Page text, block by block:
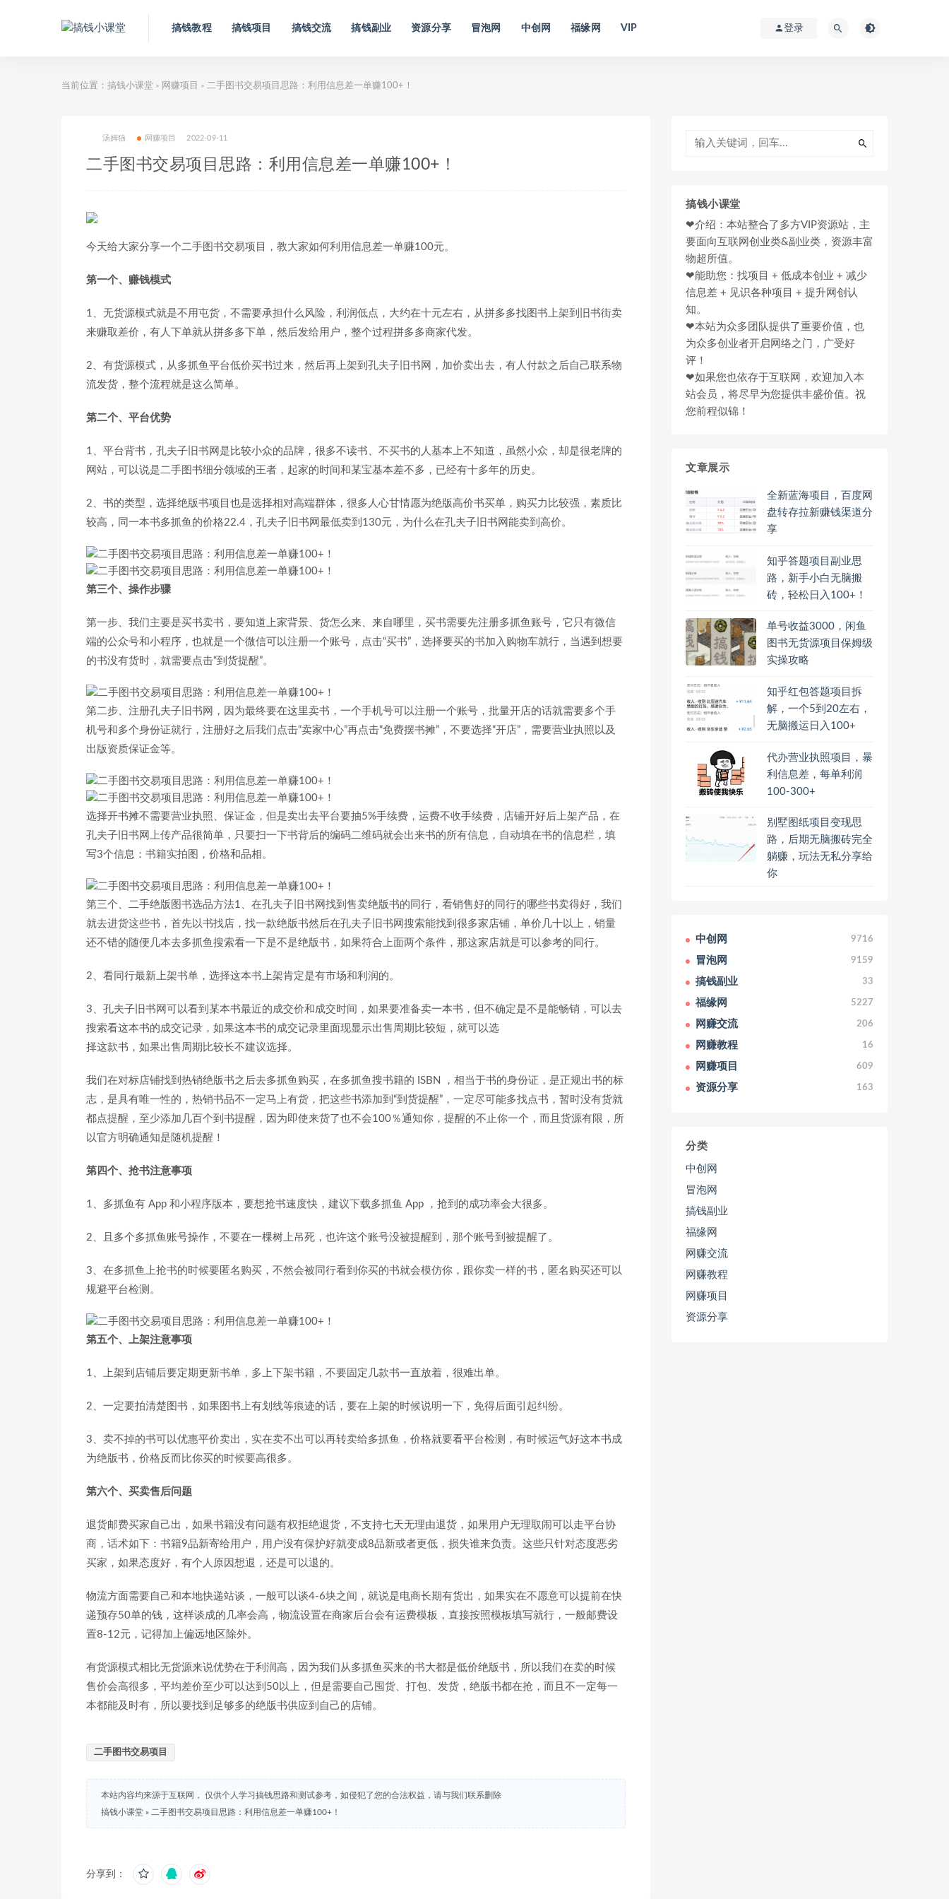
搞钱教程 搞钱项目 搞钱交流 搞钱副业 资源分享 冒泡网 中创网 福缘网 VIP 登录
当前位置： 搞钱小课堂 > 网赚项目 > 二手图书交易项目思路：利用信息差一单赚100+！
汤姆猫 网赚项目 2022-09-11
二手图书交易项目思路：利用信息差一单赚100+！
今天给大家分享一个二手图书交易项目，教大家如何利用信息差一单赚100元。
第一个、赚钱模式
1、无货源模式就是不用屯货，不需要承担什么风险，利润低点，大约在十元左右，从拼多多找图书上架到旧书街卖
来赚取差价，有人下单就从拼多多下单，然后发给用户，整个过程拼多多商家代发。
2、有货源模式，从多抓鱼平台低价买书过来，然后再上架到孔夫子旧书网，加价卖出去，有人付款之后自己联系物
流发货，整个流程就是这么简单。
第二个、平台优势
1、平台背书，孔夫子旧书网是比较小众的品牌，很多不读书、不买书的人基本上不知道，虽然小众，却是很老牌的
网站，可以说是二手图书细分领域的王者，起家的时间和某宝基本差不多，已经有十多年的历史。
2、书的类型，选择绝版书项目也是选择相对高端群体，很多人心甘情愿为绝版高价书买单，购买力比较强，素质比
较高，同一本书多抓鱼的价格22.4，孔夫子旧书网最低卖到130元，为什么在孔夫子旧书网能卖到高价。
第三个、操作步骤
第一步、我们主要是买书卖书，要知道上家背景、货怎么来、来自哪里，买书需要先注册多抓鱼账号，它只有微信
端的公众号和小程序，也就是一个微信可以注册一个账号，点击“买书”，选择要买的书加入购物车就行，当遇到想要
的书没有货时，就需要点击“到货提醒”。
第二步、注册孔夫子旧书网，因为最终要在这里卖书，一个手机号可以注册一个账号，批量开店的话就需要多个手
机号和多个身份证就行，注册好之后我们点击“卖家中心”再点击“免费摆书摊”，不要选择“开店”，需要营业执照以及
出版资质保证金等。
选择开书摊不需要营业执照、保证金，但是卖出去平台要抽5%手续费，运费不收手续费，店铺开好后上架产品，在
孔夫子旧书网上传产品很简单，只要扫一下书背后的编码二维码就会出来书的所有信息，自动填在书的信息栏，填
写3个信息：书籍实拍图，价格和品相。
第三个、二手绝版图书选品方法1、在孔夫子旧书网找到售卖绝版书的同行，看销售好的同行的哪些书卖得好，我们
就去进货这些书，首先以书找店，找一款绝版书然后在孔夫子旧书网搜索能找到很多家店铺，单价几十以上，销量
还不错的随便几本去多抓鱼搜索看一下是不是绝版书，如果符合上面两个条件，那这家店就是可以参考的同行。
2、看同行最新上架书单，选择这本书上架肯定是有市场和利润的。
3、孔夫子旧书网可以看到某本书最近的成交价和成交时间，如果要准备卖一本书，但不确定是不是能畅销，可以去
搜索看这本书的成交记录，如果这本书的成交记录里面现显示出售周期比较短，就可以选
择这款书，如果出售周期比较长不建议选择。
我们在对标店铺找到热销绝版书之后去多抓鱼购买，在多抓鱼搜书籍的 ISBN ，相当于书的身份证，是正规出书的标
志，是具有唯一性的，热销书品不一定马上有货，把这些书添加到“到货提醒”，一定尽可能多找点书，暂时没有货就
都点提醒，至少添加几百个到书提醒，因为即使来货了也不会100％通知你，提醒的不止你一个，而且货源有限，所
以官方明确通知是随机提醒！
第四个、抢书注意事项
1、多抓鱼有 App 和小程序版本，要想抢书速度快，建议下载多抓鱼 App ，抢到的成功率会大很多。
2、且多个多抓鱼账号操作，不要在一棵树上吊死，也许这个账号没被提醒到，那个账号到被提醒了。
3、在多抓鱼上抢书的时候要匿名购买，不然会被同行看到你买的书就会模仿你，跟你卖一样的书，匿名购买还可以
规避平台检测。
第五个、上架注意事项
1、上架到店铺后要定期更新书单，多上下架书籍，不要固定几款书一直放着，很难出单。
2、一定要拍清楚图书，如果图书上有划线等痕迹的话，要在上架的时候说明一下，免得后面引起纠纷。
3、卖不掉的书可以优惠平价卖出，实在卖不出可以再转卖给多抓鱼，价格就要看平台检测，有时候运气好这本书成
为绝版书，价格反而比你买的时候要高很多。
第六个、买卖售后问题
退货邮费买家自己出，如果书籍没有问题有权拒绝退货，不支持七天无理由退货，如果用户无理取闹可以走平台协
商，话术如下：书籍9品新寄给用户，用户没有保护好就变成8品新或者更低，损失谁来负责。这些只针对态度恶劣
买家，如果态度好，有个人原因想退，还是可以退的。
物流方面需要自己和本地快递站谈，一般可以谈4-6块之间，就说是电商长期有货出，如果实在不愿意可以提前在快
递预存50单的钱，这样谈成的几率会高，物流设置在商家后台会有运费模板，直接按照模板填写就行，一般邮费设
置8-12元，记得加上偏远地区除外。
有货源模式相比无货源来说优势在于利润高，因为我们从多抓鱼买来的书大都是低价绝版书，所以我们在卖的时候
售价会高很多，平均差价至少可以达到50以上，但是需要自己囤货、打包、发货，绝版书都在抢，而且不一定每一
本都能及时有，所以要找到足够多的绝版书供应到自己的店铺。
二手图书交易项目
本站内容均来源于互联网， 仅供个人学习搞钱思路和测试参考，如侵犯了您的合法权益，请与我们联系删除
搞钱小课堂 » 二手图书交易项目思路：利用信息差一单赚100+！
分享到：
搞钱小课堂
❤介绍：本站整合了多方VIP资源站，主
要面向互联网创业类&副业类，资源丰富
物超所值。
❤能助您：找项目 + 低成本创业 + 减少
信息差 + 见识各种项目 + 提升网创认
知。
❤本站为众多团队提供了重要价值，也
为众多创业者开启网络之门，广受好
评！
❤如果您也依存于互联网，欢迎加入本
站会员，将尽早为您提供丰盛价值。祝
您前程似锦！
文章展示
全新蓝海项目，百度网
盘转存拉新赚钱渠道分
享
知乎答题项目副业思
路，新手小白无脑搬
砖，轻松日入100+！
单号收益3000，闲鱼
图书无货源项目保姆级
实操攻略
知乎红包答题项目拆
解，一个5到20左右，
无脑搬运日入100+
代办营业执照项目，暴
利信息差，每单利润
100-300+
别墅图纸项目变现思
路，后期无脑搬砖完全
躺赚，玩法无私分享给
你
中创网 9716
冒泡网 9159
搞钱副业 33
福缘网 5227
网赚交流 206
网赚教程 16
网赚项目 609
资源分享 163
分类
中创网
冒泡网
搞钱副业
福缘网
网赚交流
网赚教程
网赚项目
资源分享